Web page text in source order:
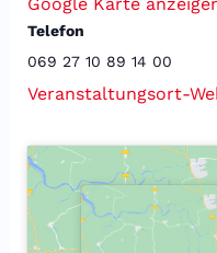
Google Karte
Telefon
069 27 10 89 14 00
Veranstaltungsort-